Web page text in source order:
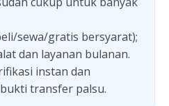
sewa/gratis bersyarat);
dan layanan bulanan.
instan dan
transfer palsu.